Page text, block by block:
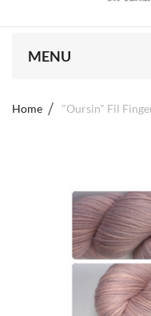
MENU
Home "Oursin" Fil